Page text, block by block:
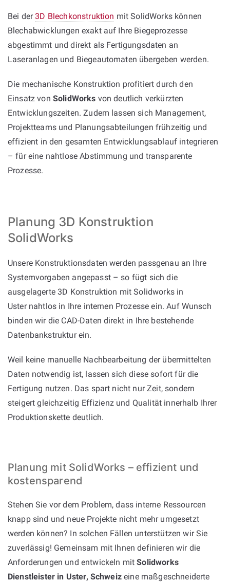
Bei der3D Blechkonstruktion mit SolidWorks können
Blechabwicklungen exakt auf Ihre Biegeprozesse
abgestimmt und direkt als Fertigungsdaten an
Laseranlagen und Biegeautomaten übergeben werden.
Die mechanische Konstruktion profitiert durch den
Einsatz von SolidWorks von deutlich verkürzten
Entwicklungszeiten. Zudem lassen sich Management,
Projektteams und Planungsabteilungen frühzeitig und
effizient in den gesamten Entwicklungsablauf integrieren
– für eine nahtlose Abstimmung und transparente
Prozesse.
Planung 3D Konstruktion
SolidWorks
Unsere Konstruktionsdaten werden passgenau an Ihre
Systemvorgaben angepasst – so fügt sich die
ausgelagerte 3D Konstruktion mit Solidworks in
Uster nahtlos in Ihre internen Prozesse ein. Auf Wunsch
binden wir die CAD-Daten direkt in Ihre bestehende
Datenbankstruktur ein.
Weil keine manuelle Nachbearbeitung der übermittelten
Daten notwendig ist, lassen sich diese sofort für die
Fertigung nutzen. Das spart nicht nur Zeit, sondern
steigert gleichzeitig Effizienz und Qualität innerhalb Ihrer
Produktionskette deutlich.
Planung mit SolidWorks – effizient und
kostensparend
Stehen Sie vor dem Problem, dass interne Ressourcen
knapp sind und neue Projekte nicht mehr umgesetzt
werden können? In solchen Fällen unterstützen wir Sie
zuverlässig! Gemeinsam mit Ihnen definieren wir die
Anforderungen und entwickeln mit Solidworks
Dienstleister in Uster, Schweizeine maßgeschneiderte